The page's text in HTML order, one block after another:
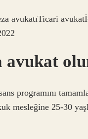
avukatıTicari
avukat
programını
mesleğine 25-30